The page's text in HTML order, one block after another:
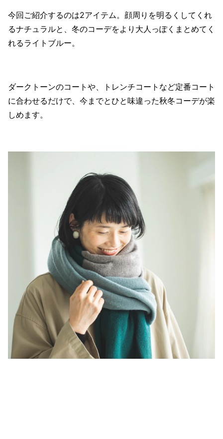
今回ご紹介するのは2アイテム。顔周りを明るくしてくれ
るナチュラルと、冬のコーデをより大人っぽくまとめてく
れるライトブルー。
ダークトーンのコートや、トレンチコートなど定番コート
に合わせるだけで、今までとひと味違った秋冬コーデが楽
しめます。